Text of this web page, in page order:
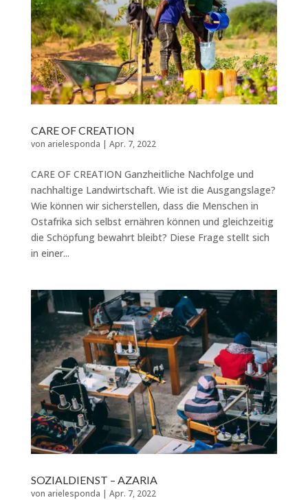
CARE OF CREATION
von arielesponda | Apr. 7, 2022
CARE OF CREATION Ganzheitliche Nachfolge und
nachhaltige Landwirtschaft. Wie ist die Ausgangslage?
Wie können wir sicherstellen, dass die Menschen in
Ostafrika sich selbst ernähren können und gleichzeitig
die Schöpfung bewahrt bleibt? Diese Frage stellt sich
in einer...
SOZIALDIENST – AZARIA
von arielesponda | Apr. 7, 2022